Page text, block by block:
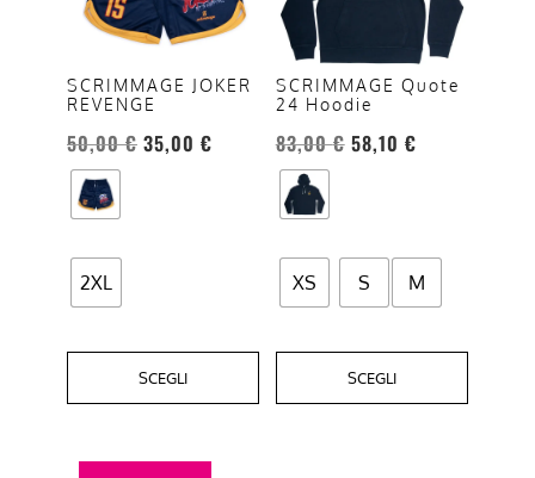
SCRIMMAGE JOKER
REVENGE
50,00€ 35,00 €
2XL
SCEGLI
varianti.
opzioni
possono
essere
scelte
nella
del
prodotto
SCRIMMAGE Quote
24 Hoodie
83,00€ 58,10 €
XS S M
SCEGLI
varianti.
Le
opzioni
possono
essere
scelte
nella
del
prodotto
Questo